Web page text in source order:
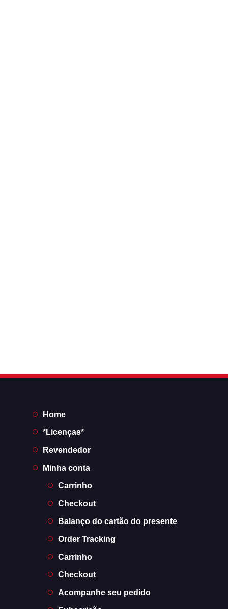
Home
*Licenças*
Revendedor
Minha conta
Carrinho
Checkout
Balanço do cartão do presente
Order Tracking
Carrinho
Checkout
Acompanhe seu pedido